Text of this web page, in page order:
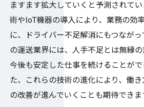
ますます拡大していくと予測されて
術やIoT機器の導入により、業務の効
に、ドライバー不足解消にもつなが
の運送業界には、人手不足とは無縁の
今後も安定した仕事を続けることが
た、これらの技術の進化により、働
の改善が進んでいくことも期待できま